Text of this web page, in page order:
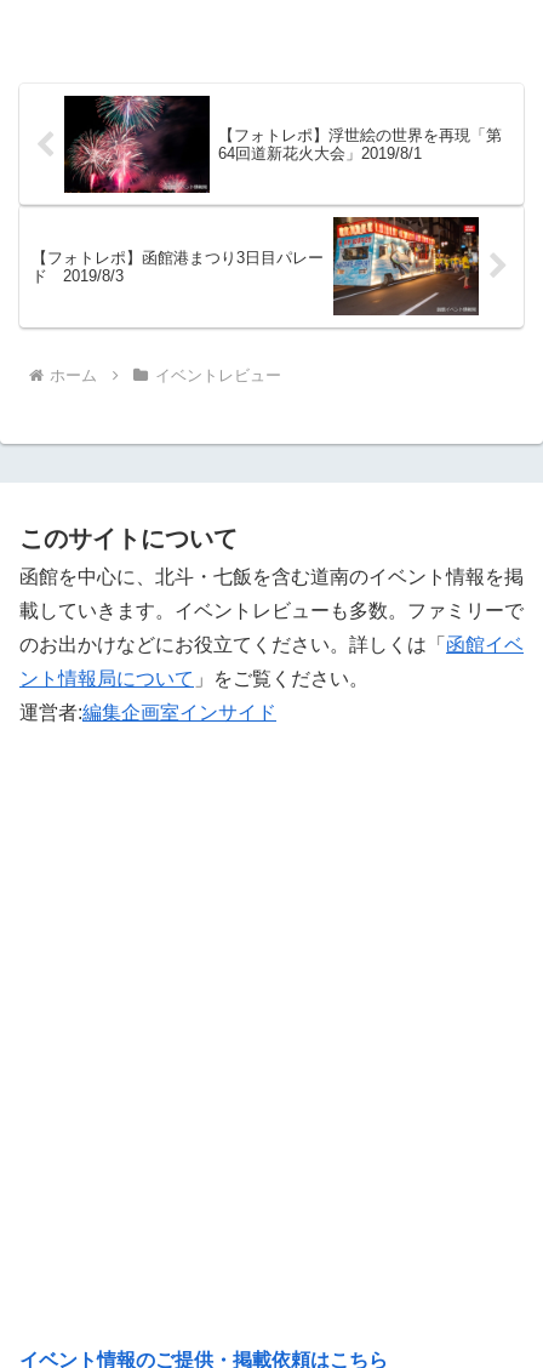
【フォトレポ】浮世絵の世界を再現「第
64回道新花火大会」2019/8/1
【フォトレポ】函館港まつり3日目パレー
ド 2019/8/3
ホーム イベントレビュー
このサイトについて
函館を中心に、北斗・七飯を含む道南のイベント情報を掲
載していきます。イベントレビューも多数。ファミリーで
のお出かけなどにお役立てください。詳しくは「 函館イベ
ント情報局について 」をご覧ください。 ‎
運営者:編集企画室インサイド
イベント情報のご提供・掲載依頼はこちら